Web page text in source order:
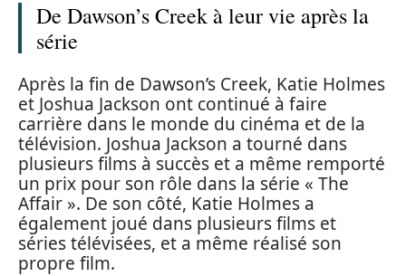
De Dawson’s Creek à leur vie après la
série
Après la fin de Dawson’s Creek, Katie Holmes
et Joshua Jackson ont continué à faire
carrière dans le monde du cinéma et de la
télévision. Joshua Jackson a tourné dans
plusieurs films à succès et a même remporté
un prix pour son rôle dans la série « The
Affair ». De son côté, Katie Holmes a
également joué dans plusieurs films et
séries télévisées, et a même réalisé son
propre film.